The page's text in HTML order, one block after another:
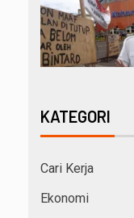
KATEGORI
Cari Kerja
Ekonomi